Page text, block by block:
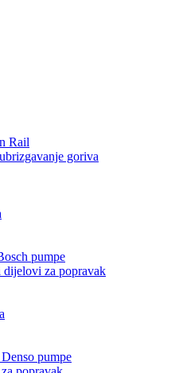
Rail
goriva
pumpe
dijelovi za popravak
pumpe